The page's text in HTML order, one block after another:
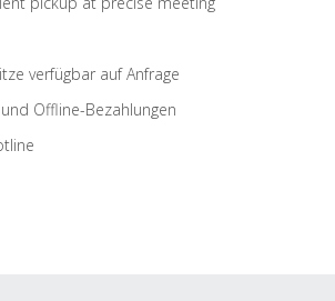
verfügbar auf Anfrage
Offline-Bezahlungen